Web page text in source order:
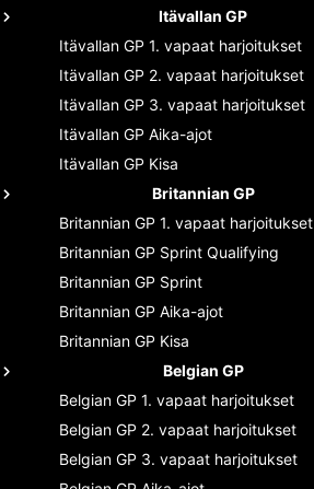
Itävallan GP
Itävallan GP 1. vapaat harjoitukset
Itävallan GP 2. vapaat harjoitukset
Itävallan GP 3. vapaat harjoitukset
Itävallan GP Aika-ajot
Itävallan GP Kisa
Britannian GP
Britannian GP 1. vapaat harjoitukset
Britannian GP Sprint Qualifying
Britannian GP Sprint
Britannian GP Aika-ajot
Britannian GP Kisa
Belgian GP
Belgian GP 1. vapaat harjoitukset
Belgian GP 2. vapaat harjoitukset
Belgian GP 3. vapaat harjoitukset